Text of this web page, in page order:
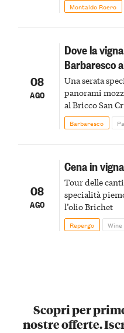
Montaldo Roero
08
AGO
Dove la
Barbaresco
Una serata
panorami
al Bricco San
Barbaresco
08
AGO
Cena in
Tour delle
specialità
l’olio Brichet
Repergo Wine
Scopri per
nostre offerte.